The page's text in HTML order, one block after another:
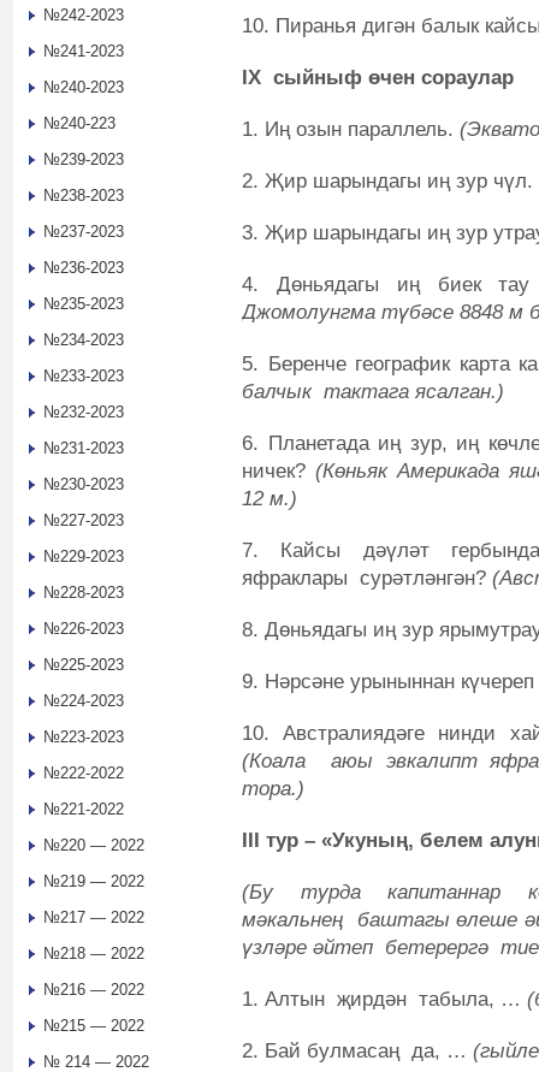
10. Пиранья дигән балык
IX сыйныф өчен сораулар
1. Иң озын параллель.
2. Җир шарындагы иң зур чүл.
3. Җир шарындагы иң зур
4. Дөньядагы иң биек
Джомолунгма түбәсе 8848 м
5. Беренче географик карта
балчык тактага ясалган.)
6. Планетада иң зур, иң
ничек? (Көньяк Америкада
12 м.)
7. Кайсы дәүләт
яфраклары сурәтләнгән?
8. Дөньядагы иң зур
9. Нәрсәне урыныннан
10. Австралиядәге нинди
(Коала аюы эвкалипт
тора.)
III тур – «Укуның, белем
(Бу турда капитаннар
мәкальнең баштагы өлеше
үзләре әйтеп бетерергә
1. Алтын җирдән табыла, …
2. Бай булмасаң да, …
№242-2023
№241-2023
№240-2023
№240-223
№239-2023
№238-2023
№237-2023
№236-2023
№235-2023
№234-2023
№233-2023
№232-2023
№231-2023
№230-2023
№227-2023
№229-2023
№228-2023
№226-2023
№225-2023
№224-2023
№223-2023
№222-2022
№221-2022
№220 — 2022
№219 — 2022
№217 — 2022
№218 — 2022
№216 — 2022
№215 — 2022
№ 214 — 2022